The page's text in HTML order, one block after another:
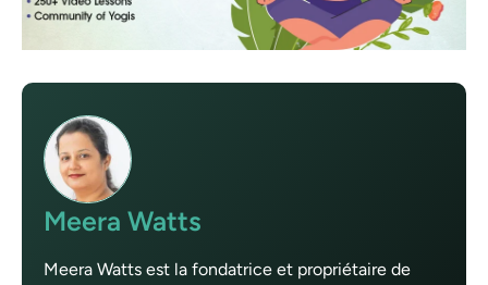
Meera Watts
Meera Watts est la fondatrice et propriétaire de